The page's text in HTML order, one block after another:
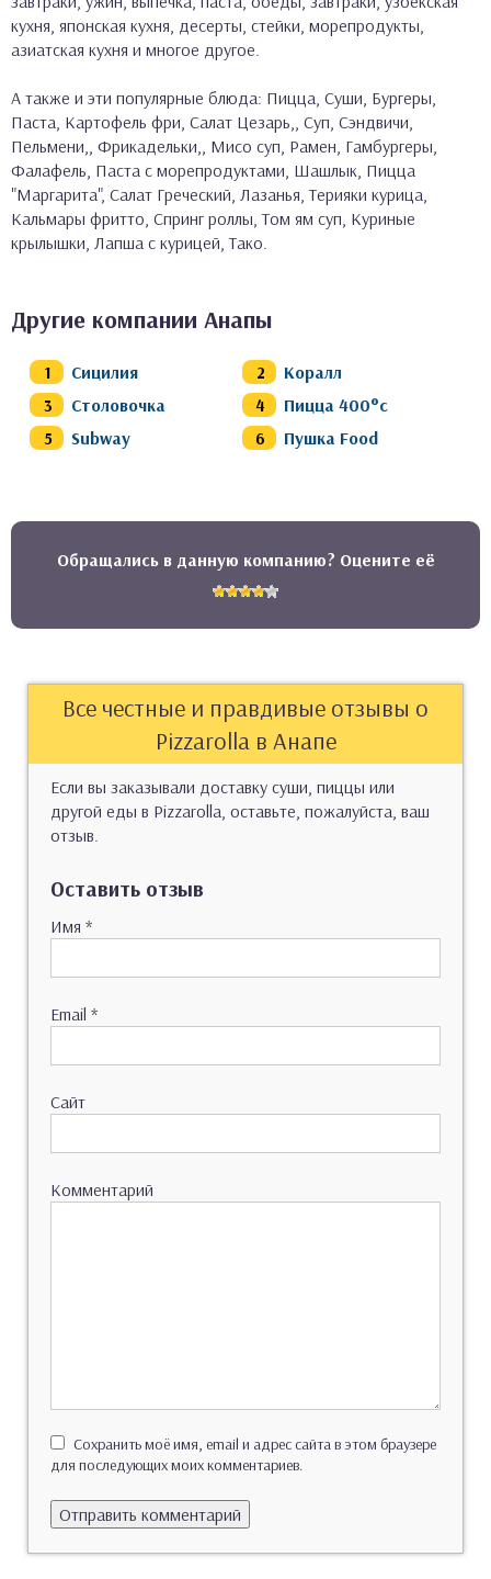
кухня, японская кухня, десерты, стейки, морепродукты,
азиатская кухня и многое другое.
А также и эти популярные блюда: Пицца, Суши, Бургеры,
Паста, Картофель фри, Салат Цезарь,, Суп, Сэндвичи,
Пельмени,, Фрикадельки,, Мисо суп, Рамен, Гамбургеры,
Фалафель, Паста с морепродуктами, Шашлык, Пицца
"Маргарита", Салат Греческий, Лазанья, Терияки курица,
Кальмары фритто, Спринг роллы, Том ям суп, Куриные
крылышки, Лапша с курицей, Тако.
Другие компании Анапы
Сицилия
Коралл
Столовочка
Пицца 400°c
Subway
Пушка Food
Обращались в данную компанию? Оцените её
Все честные и правдивые отзывы о
Pizzarolla в Анапе
Если вы заказывали доставку суши, пиццы или
другой еды в Pizzarolla, оставьте, пожалуйста, ваш
отзыв.
Оставить отзыв
Имя *
Email *
Сайт
Комментарий
Сохранить моё имя, email и адрес сайта в этом браузере
для последующих моих комментариев.